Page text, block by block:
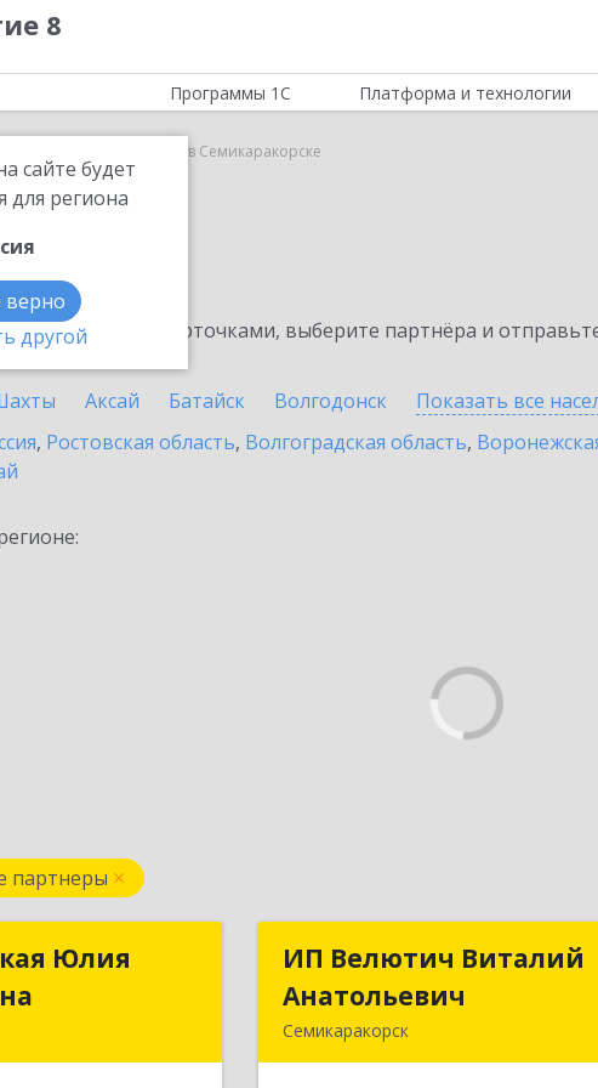
8
сайте будет
для региона
верно
другой
Программы 1С Платформа и технологии
1С:Курьер в Семикаракорске
карточками, выберите партнёра и
Аксай Батайск Волгодонск Показать все
, Ростовская область, Волгоградская область,
партнеры
ЮлияЮлия
ИП Велютич Виталий
Анатольевич
Семикаракорск
ИП Велютич